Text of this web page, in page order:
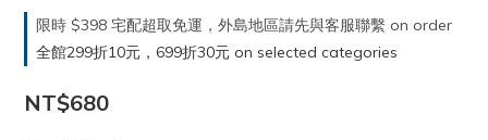
限時 $398 宅配超取免運，外島地區請先與客服聯繫 on order
全館299折10元，699折30元 on selected categories
NT$680